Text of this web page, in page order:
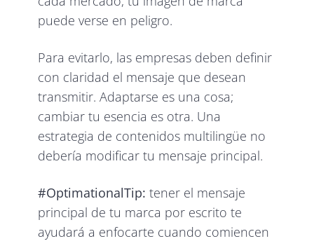
puede verse en peligro.
Para evitarlo, las empresas deben definir
con claridad el mensaje que desean
transmitir. Adaptarse es una cosa;
cambiar tu esencia es otra. Una
estrategia de contenidos multilingüe no
debería modificar tu mensaje principal.
#OptimationalTip:tener el mensaje
principal de tu marca por escrito te
ayudará a enfocarte cuando comiencen